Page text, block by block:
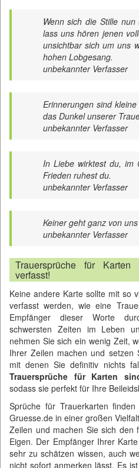
Wenn sich die Stille
lass uns hören jenen
unsichtbar sich um uns
hohen Lobgesang.
unbekannter Verfasser
Erinnerungen sind
das Dunkel unserer
unbekannter Verfasser
In Liebe wirktest du, im
Frieden ruhest du.
unbekannter Verfasser
Keiner geht ganz von
unbekannter Verfasser
Trauersprüche für
verfasst!
Keine andere Karte sollte mit so
verfasst werden, wie eine
Empfänger dieser Worte
schwersten Zeiten im Leben
nehmen Sie sich ein wenig Zeit,
Ihrer Zeilen machen und setzen
mit denen Sie definitiv nichts
Trauersprüche für Karten
sodass sie perfekt für Ihre
Sprüche für Trauerkarten
Gruesse.de in einer großen
Zeilen und machen Sie sich den
Eigen. Der Empfänger Ihrer
sehr zu schätzen wissen, auch
nicht sofort anmerken lässt. Es